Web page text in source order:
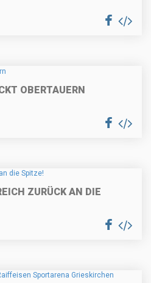
OBERTAUERN
ZURÜCK AN DIE